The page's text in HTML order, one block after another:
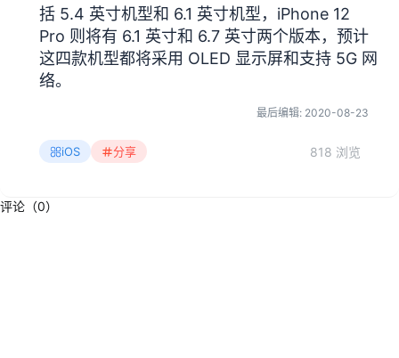
括 5.4 英寸机型和 6.1 英寸机型，iPhone 12
Pro 则将有 6.1 英寸和 6.7 英寸两个版本，预计
这四款机型都将采用 OLED 显示屏和支持 5G 网
络。
最后编辑: 2020-08-23
iOS 分享 818 浏览
评论（0）